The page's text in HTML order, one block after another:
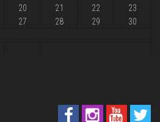
20 21 22
23
27 28 29
30